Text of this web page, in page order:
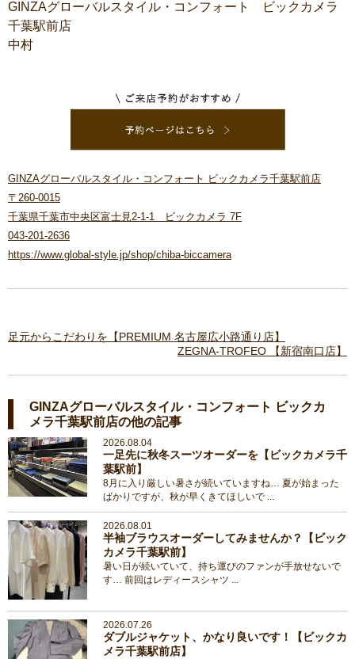
GINZAグローバルスタイル・コンフォート ビックカメラ
千葉駅前店
中村
GINZAグローバルスタイル・コンフォート ビックカメラ千葉駅前店
〒260-0015
千葉県千葉市中央区富士見2-1-1 ビックカメラ 7F
043-201-2636
https://www.global-style.jp/shop/chiba-biccamera
足元からこだわりを【PREMIUM 名古屋広小路通り店】
ZEGNA-TROFEO 【新宿南口店】
GINZAグローバルスタイル・コンフォート ビックカ
メラ千葉駅前店の他の記事
2026.08.04
一足先に秋冬スーツオーダーを【ビックカメラ千
葉駅前】
8月に入り厳しい暑さが続いていますね… 夏が始まった
ばかりですが、秋が早くきてほしいで ...
2026.08.01
半袖ブラウスオーダーしてみませんか？【ビック
カメラ千葉駅前】
暑い日が続いていて、持ち運びのファンが手放せないで
す… 前回はレディースシャツ ...
2026.07.26
ダブルジャケット、かなり良いです！【ビックカ
メラ千葉駅前店】